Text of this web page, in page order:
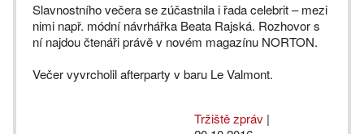
Slavnostního večera se zúčastnila i řada celebrit – mezi
nimi např. módní návrhářka Beata Rajská. Rozhovor s
ní najdou čtenáři právě v novém magazínu NORTON.
Večer vyvrcholil afterparty v baru Le Valmont.
Tržiště zpráv |